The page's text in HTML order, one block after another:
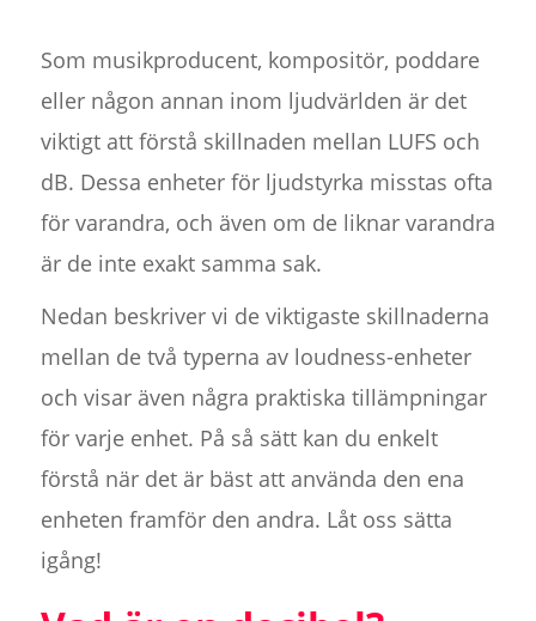
Som musikproducent, kompositör, poddare
eller någon annan inom ljudvärlden är det
viktigt att förstå skillnaden mellan LUFS och
dB. Dessa enheter för ljudstyrka misstas ofta
för varandra, och även om de liknar varandra
är de inte exakt samma sak.
Nedan beskriver vi de viktigaste skillnaderna
mellan de två typerna av loudness-enheter
och visar även några praktiska tillämpningar
för varje enhet. På så sätt kan du enkelt
förstå när det är bäst att använda den ena
enheten framför den andra. Låt oss sätta
igång!